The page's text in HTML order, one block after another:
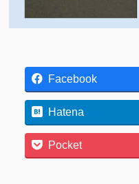
Facebook
Hatena
Pocket